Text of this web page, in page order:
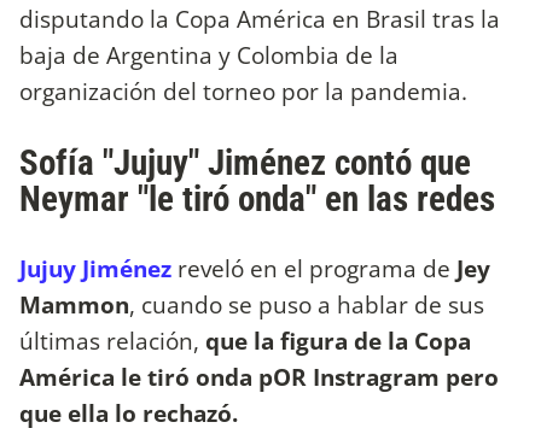
disputando la Copa América en Brasil tras la
baja de Argentina y Colombia de la
organización del torneo por la pandemia.
Sofía "Jujuy" Jiménez contó que
Neymar "le tiró onda" en las redes
Jujuy Jiménez reveló en el programa de Jey
Mammon, cuando se puso a hablar de sus
últimas relación, que la figura de la Copa
América le tiró onda pOR Instragram pero
que ella lo rechazó.